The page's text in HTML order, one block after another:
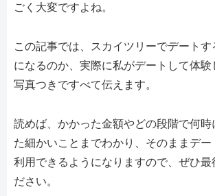
ごく大変ですよね。
この記事では、スカイツリーでデートす
になるのか、実際に私がデートして体験
写真つきですべて伝えます。
読めば、かかった金額やどの段階で何時
た細かいことまでわかり、そのままデー
利用できるようになりますので、ぜひ最
ださい。